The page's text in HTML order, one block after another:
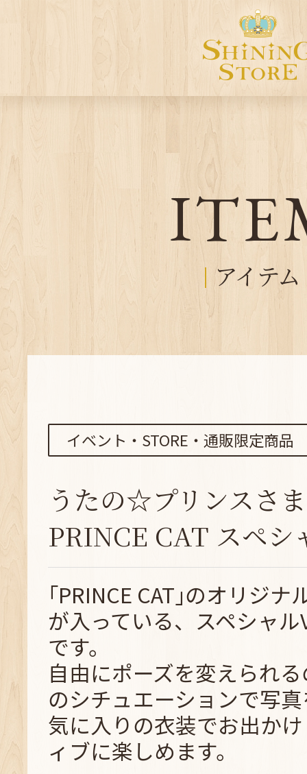
アイテム
イベント・STORE・通販限定商品
うたの☆プリンスさ
PRINCE CAT スペシ
｢PRINCE CAT｣のオリジ
が入っている、スペシャ
です。
自由にポーズを変えられ
のシチュエーションで写
気に入りの衣装でお出か
ィブに楽しめます。